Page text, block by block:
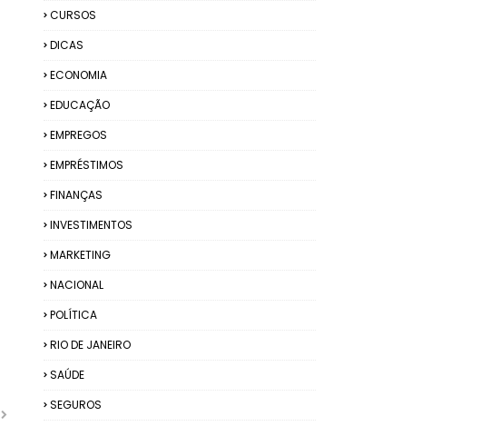
CURSOS
DICAS
ECONOMIA
EDUCAÇÃO
EMPREGOS
EMPRÉSTIMOS
FINANÇAS
INVESTIMENTOS
MARKETING
NACIONAL
POLÍTICA
RIO DE JANEIRO
SAÚDE
SEGUROS